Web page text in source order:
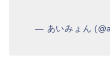
— あいみょん